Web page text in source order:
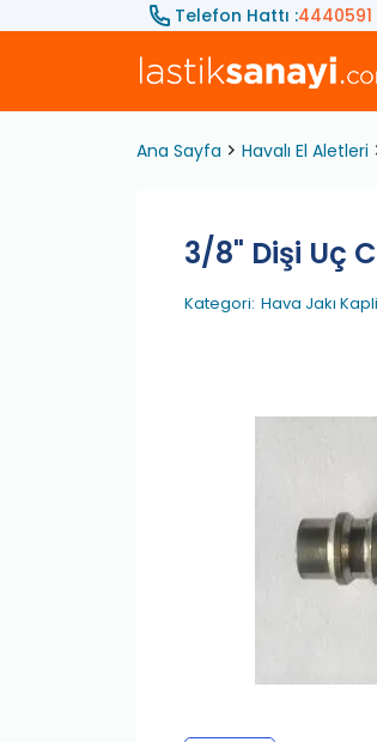
Telefon Hattı :4440591
Ana Sayfa Havalı El Aletleri
3/8" Dişi Uç
Kategori: Hava Jakı